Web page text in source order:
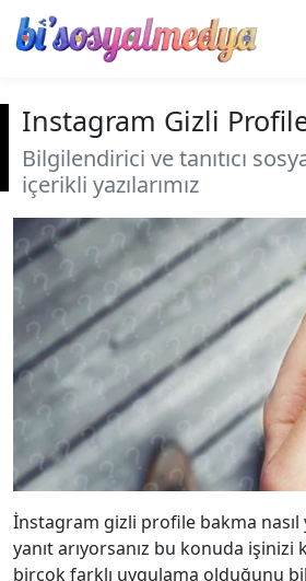
Instagram Gizli
Bilgilendirici ve tanıtıcı
içerikli yazılarımız
İnstagram gizli profile bakma nasıl
yanıt arıyorsanız bu konuda işinizi
birçok farklı uygulama olduğunu